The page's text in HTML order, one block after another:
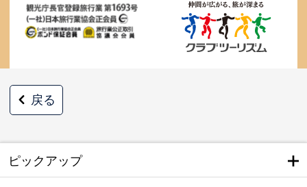
戻る
ピックアップ